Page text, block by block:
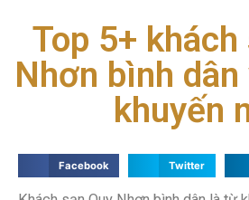
Top 5+ khách
Nhơn bình
khuyến
Facebook Twitter